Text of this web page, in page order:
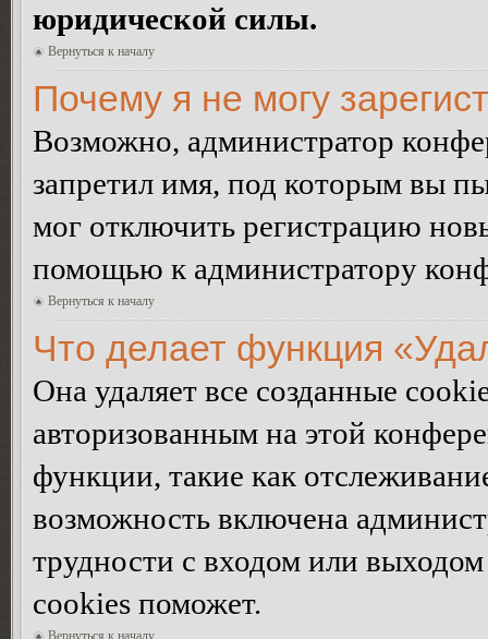
юридической силы.
Вернуться к началу
Почему я не могу
Возможно, администратор
запретил имя, под которым вы
мог отключить регистрацию
помощью к администратору
Вернуться к началу
Что делает функция
Она удаляет все созданные
авторизованным на этой
функции, такие как
возможность включена
трудности с входом или
cookies поможет.
Вернуться к началу